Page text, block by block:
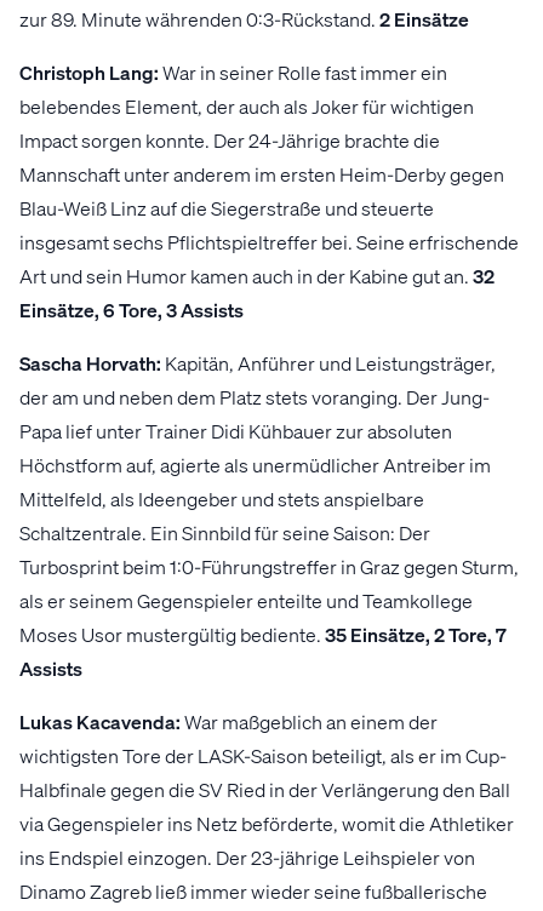
zur 89. Minute währenden 0:3-Rückstand.2 Einsätze
Christoph Lang:War in seiner Rolle fast immer ein
belebendes Element, der auch als Joker für wichtigen
Impact sorgen konnte. Der 24-Jährige brachte die
Mannschaft unter anderem im ersten Heim-Derby gegen
Blau-Weiß Linz auf die Siegerstraße und steuerte
insgesamt sechs Pflichtspieltreffer bei. Seine erfrischende
Art und sein Humor kamen auch in der Kabine gut an.32
Einsätze, 6 Tore, 3 Assists
Sascha Horvath: Kapitän, Anführer und Leistungsträger,
der am und neben dem Platz stets voranging. Der Jung-
Papa lief unter Trainer Didi Kühbauer zur absoluten
Höchstform auf, agierte als unermüdlicher Antreiber im
Mittelfeld, als Ideengeber und stets anspielbare
Schaltzentrale. Ein Sinnbild für seine Saison: Der
Turbosprint beim 1:0-Führungstreffer in Graz gegen Sturm,
als er seinem Gegenspieler enteilte und Teamkollege
Moses Usor mustergültig bediente.35 Einsätze, 2 Tore, 7
Assists
Lukas Kacavenda:War maßgeblich an einem der
wichtigsten Tore der LASK-Saison beteiligt, als er im Cup-
Halbfinale gegen die SV Ried in der Verlängerung den Ball
via Gegenspieler ins Netz beförderte, womit die Athletiker
ins Endspiel einzogen. Der 23-jährige Leihspieler von
Dinamo Zagreb ließ immer wieder seine fußballerische